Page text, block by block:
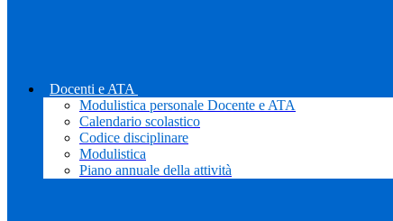
Docenti e ATA
Modulistica personale Docente e ATA
Calendario scolastico
Codice disciplinare
Modulistica
Piano annuale della attività